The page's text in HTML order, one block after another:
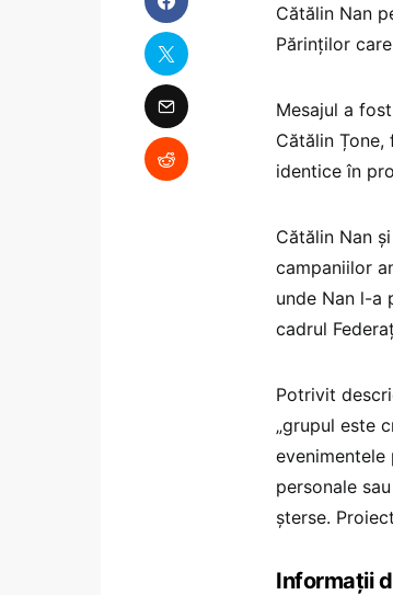
Cătălin Nan
Părinților
Mesajul a
Cătălin
identice în
Cătălin Nan
campaniilor
unde Nan l-a
cadrul
Potrivit
„grupul este
personale
șterse.
Informații